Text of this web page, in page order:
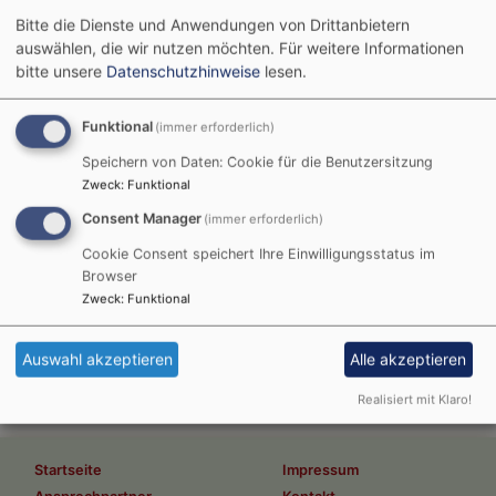
Gottesdienste
feiern wir sonntags und an Feiertagen um 9:30 Uhr,
einmal im Monat mit Abendmahl (abwechselnd mit
Wein und Traubensaft).
Kinder sind zum Abendmahl eingeladen.
Hauptnavigation
Startseite
Fußbereichsmenü
Impressum
Bitte die Dienste und Anwendungen von Drittanbietern
auswählen, die wir nutzen möchten. Für weitere Informationen
bitte unsere Datenschutzhinweise lesen.
Funktional (immer erforderlich)
Speichern von Daten: Cookie für die Benutzersitzung
Zweck: Funktional
Consent Manager (immer erforderlich)
Cookie Consent speichert Ihre Einwilligungsstatus im
Browser
Zweck: Funktional
Auswahl akzeptieren Alle akzeptieren
Realisiert mit Klaro!